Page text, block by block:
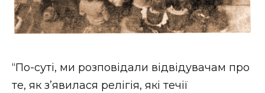
“По-суті, ми розповідали відвідувачам про
те, як з’явилася релігія, які течії